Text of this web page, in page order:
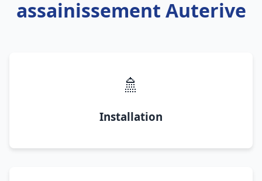
assainissement Auterive
🚿
Installation